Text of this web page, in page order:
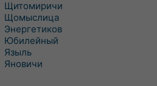
Щитомиричи
Щомыслица
Энергетиков
Юбилейный
Языль
Яновичи